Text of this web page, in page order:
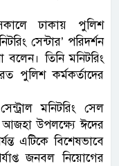
ঢাকায় পুলিশ
সেন্টার’ পরিদর্শন
বলেন। তিনি মনিটরিং
পুলিশ কর্মকর্তাদের
মনিটরিং সেল
উপলক্ষ্যে ঈদের
এটিকে বিশেষভাবে
জনবল নিয়োগের